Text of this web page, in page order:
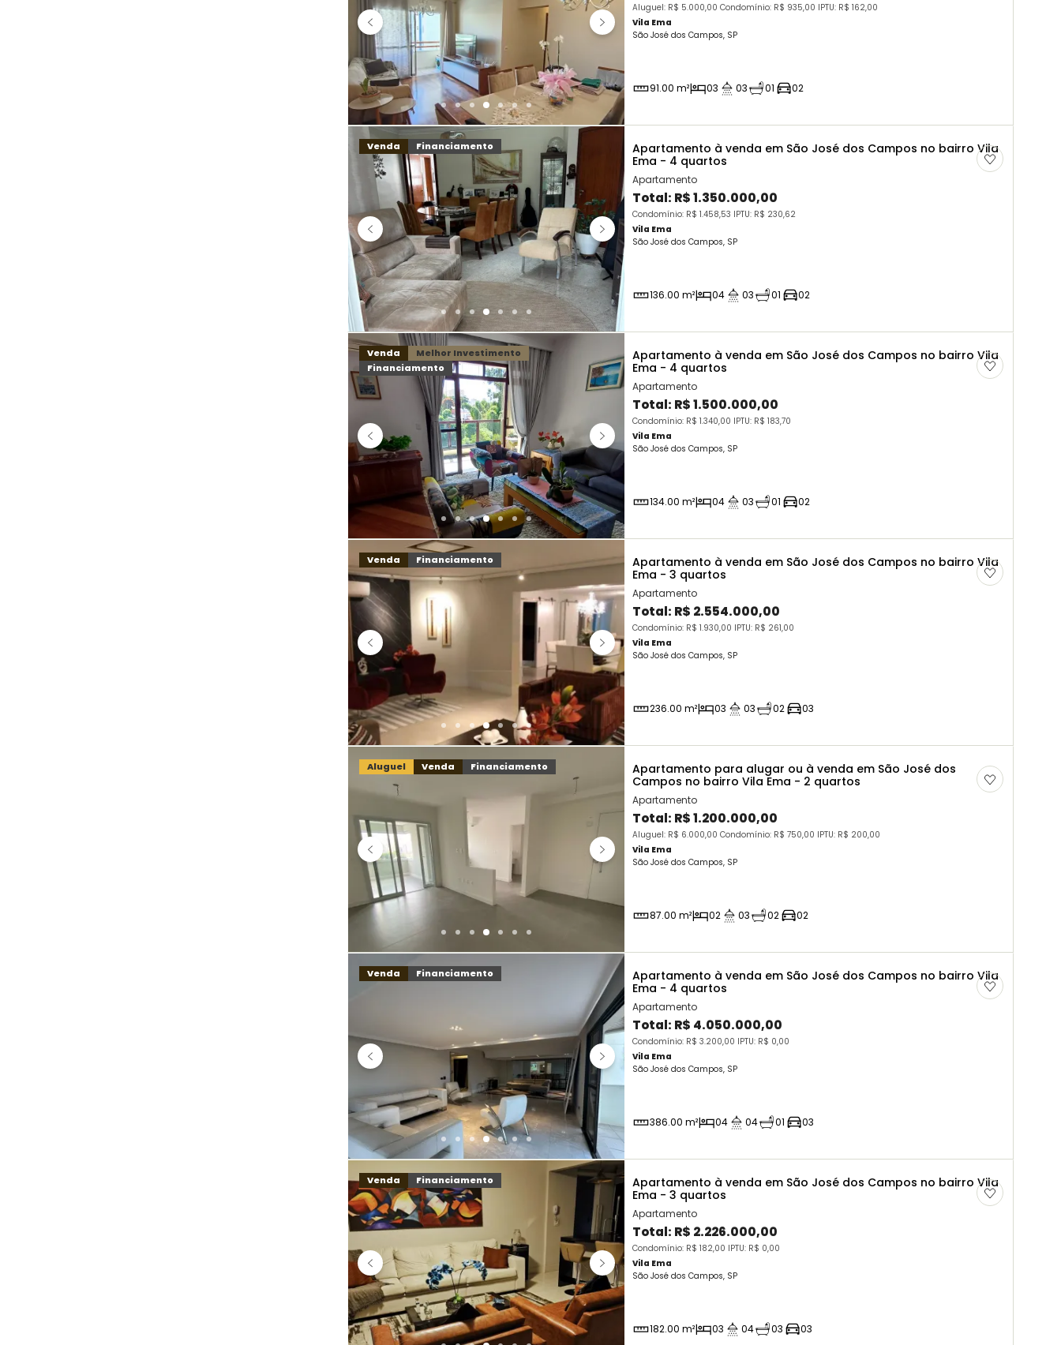
Aluguel: R$ 5.000,00 Condomínio: R$ 935,00 IPTU: R$ 162,00
Vila Ema
São José dos Campos, SP
91.00 m² 03 03 01 02
Venda Financiamento
Apartamento à venda em São José dos Campos no bairro Vila
Ema - 4 quartos
Apartamento
Total: R$ 1.350.000,00
Condomínio: R$ 1.458,53 IPTU: R$ 230,62
Vila Ema
São José dos Campos, SP
136.00 m² 04 03 01 02
Venda
Melhor Investimento
Financiamento
Apartamento à venda em São José dos Campos no bairro Vila
Ema - 4 quartos
Apartamento
Total: R$ 1.500.000,00
Condomínio: R$ 1.340,00 IPTU: R$ 183,70
Vila Ema
São José dos Campos, SP
134.00 m² 04 03 01 02
Venda Financiamento
Apartamento à venda em São José dos Campos no bairro Vila
Ema - 3 quartos
Apartamento
Total: R$ 2.554.000,00
Condomínio: R$ 1.930,00 IPTU: R$ 261,00
Vila Ema
São José dos Campos, SP
236.00 m² 03 03 02 03
Aluguel Venda Financiamento
Apartamento para alugar ou à venda em São José dos
Campos no bairro Vila Ema - 2 quartos
Apartamento
Total: R$ 1.200.000,00
Aluguel: R$ 6.000,00 Condomínio: R$ 750,00 IPTU: R$ 200,00
Vila Ema
São José dos Campos, SP
87.00 m² 02 03 02 02
Venda Financiamento
Apartamento à venda em São José dos Campos no bairro Vila
Ema - 4 quartos
Apartamento
Total: R$ 4.050.000,00
Condomínio: R$ 3.200,00 IPTU: R$ 0,00
Vila Ema
São José dos Campos, SP
386.00 m² 04 04 01 03
Venda Financiamento
Apartamento à venda em São José dos Campos no bairro Vila
Ema - 3 quartos
Apartamento
Total: R$ 2.226.000,00
Condomínio: R$ 182,00 IPTU: R$ 0,00
Vila Ema
São José dos Campos, SP
182.00 m² 03 04 03 03